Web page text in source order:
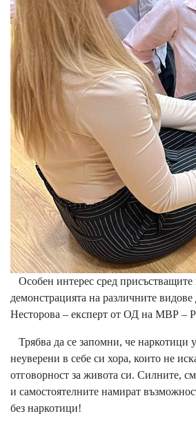
Особен интерес сред присъстващите
демонстрацията на различните
Несторова – експерт от ОД на МВР –
Трябва да се запомни, че наркотици
неуверени в себе си хора, които не
отговорност за живота си. Силните,
и самостоятелните намират
без наркотици!